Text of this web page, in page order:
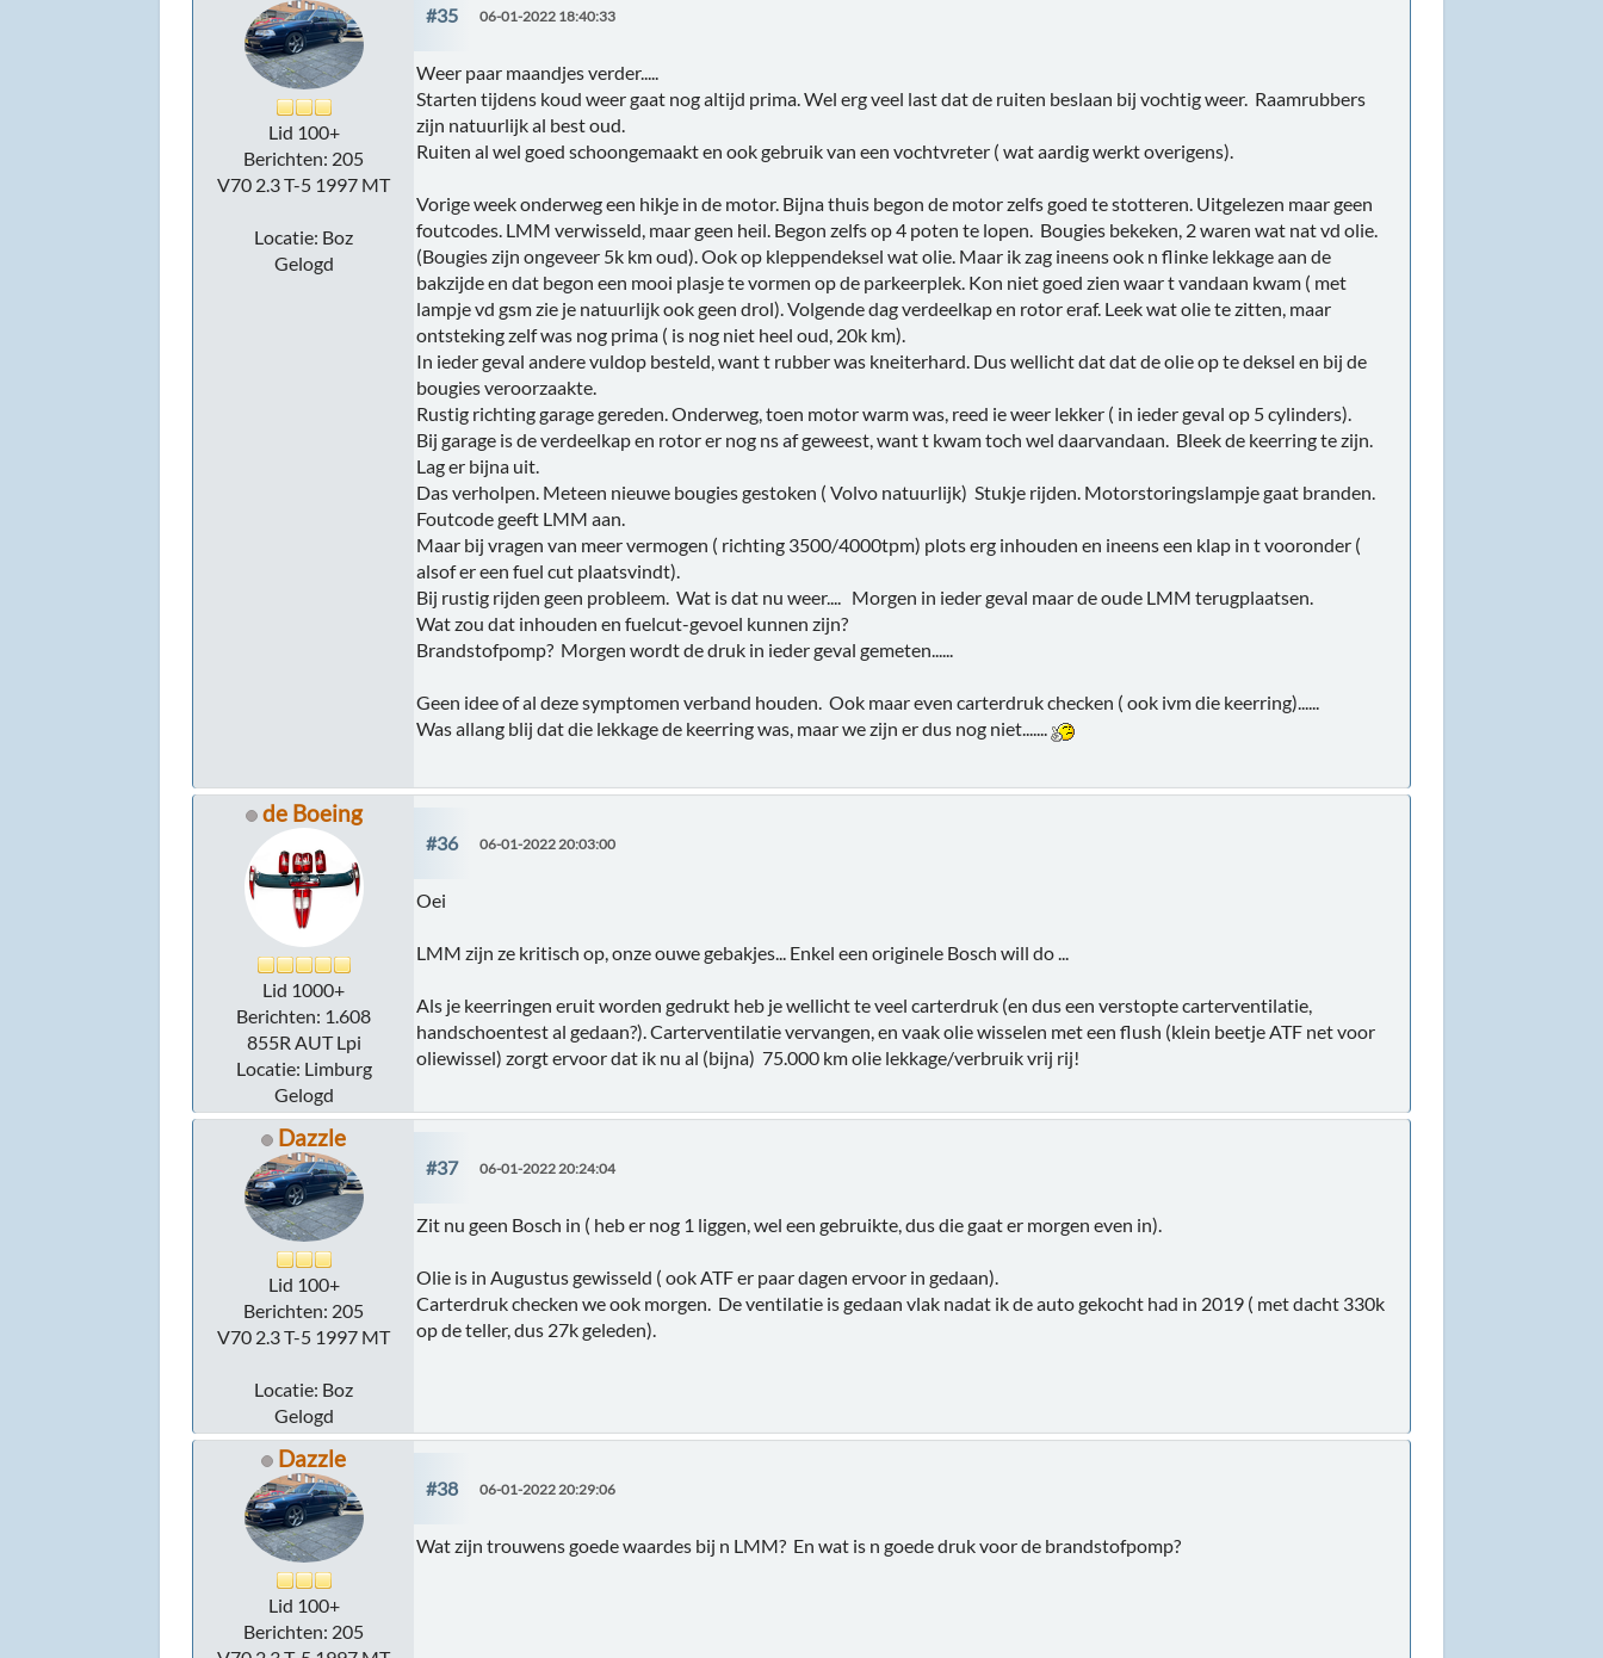
Lid 100+
Berichten: 205
V70 2.3 T-5 1997 MT
Locatie: Boz
Gelogd
#35 06-01-2022 18:40:33
Weer paar maandjes verder.....
Starten tijdens koud weer gaat nog altijd prima. Wel erg veel last dat de ruiten beslaan bij vochtig weer. Raamrubbers
zijn natuurlijk al best oud.
Ruiten al wel goed schoongemaakt en ook gebruik van een vochtvreter ( wat aardig werkt overigens).
Vorige week onderweg een hikje in de motor. Bijna thuis begon de motor zelfs goed te stotteren. Uitgelezen maar geen
foutcodes. LMM verwisseld, maar geen heil. Begon zelfs op 4 poten te lopen. Bougies bekeken, 2 waren wat nat vd olie.
(Bougies zijn ongeveer 5k km oud). Ook op kleppendeksel wat olie. Maar ik zag ineens ook n flinke lekkage aan de
bakzijde en dat begon een mooi plasje te vormen op de parkeerplek. Kon niet goed zien waar t vandaan kwam ( met
lampje vd gsm zie je natuurlijk ook geen drol). Volgende dag verdeelkap en rotor eraf. Leek wat olie te zitten, maar
ontsteking zelf was nog prima ( is nog niet heel oud, 20k km).
In ieder geval andere vuldop besteld, want t rubber was kneiterhard. Dus wellicht dat dat de olie op te deksel en bij de
bougies veroorzaakte.
Rustig richting garage gereden. Onderweg, toen motor warm was, reed ie weer lekker ( in ieder geval op 5 cylinders).
Bij garage is de verdeelkap en rotor er nog ns af geweest, want t kwam toch wel daarvandaan. Bleek de keerring te zijn.
Lag er bijna uit.
Das verholpen. Meteen nieuwe bougies gestoken ( Volvo natuurlijk) Stukje rijden. Motorstoringslampje gaat branden.
Foutcode geeft LMM aan.
Maar bij vragen van meer vermogen ( richting 3500/4000tpm) plots erg inhouden en ineens een klap in t vooronder (
alsof er een fuel cut plaatsvindt).
Bij rustig rijden geen probleem. Wat is dat nu weer.... Morgen in ieder geval maar de oude LMM terugplaatsen.
Wat zou dat inhouden en fuelcut-gevoel kunnen zijn?
Brandstofpomp? Morgen wordt de druk in ieder geval gemeten......
Geen idee of al deze symptomen verband houden. Ook maar even carterdruk checken ( ook ivm die keerring)......
Was allang blij dat die lekkage de keerring was, maar we zijn er dus nog niet.......
de Boeing
Lid 1000+
Berichten: 1.608
855R AUT Lpi
Locatie: Limburg
Gelogd
#36 06-01-2022 20:03:00
Oei
LMM zijn ze kritisch op, onze ouwe gebakjes... Enkel een originele Bosch will do ...
Als je keerringen eruit worden gedrukt heb je wellicht te veel carterdruk (en dus een verstopte carterventilatie,
handschoentest al gedaan?). Carterventilatie vervangen, en vaak olie wisselen met een flush (klein beetje ATF net voor
oliewissel) zorgt ervoor dat ik nu al (bijna) 75.000 km olie lekkage/verbruik vrij rij!
Dazzle
Lid 100+
Berichten: 205
V70 2.3 T-5 1997 MT
Locatie: Boz
Gelogd
#37 06-01-2022 20:24:04
Zit nu geen Bosch in ( heb er nog 1 liggen, wel een gebruikte, dus die gaat er morgen even in).
Olie is in Augustus gewisseld ( ook ATF er paar dagen ervoor in gedaan).
Carterdruk checken we ook morgen. De ventilatie is gedaan vlak nadat ik de auto gekocht had in 2019 ( met dacht 330k
op de teller, dus 27k geleden).
Dazzle
Lid 100+
Berichten: 205
#38 06-01-2022 20:29:06
Wat zijn trouwens goede waardes bij n LMM? En wat is n goede druk voor de brandstofpomp?